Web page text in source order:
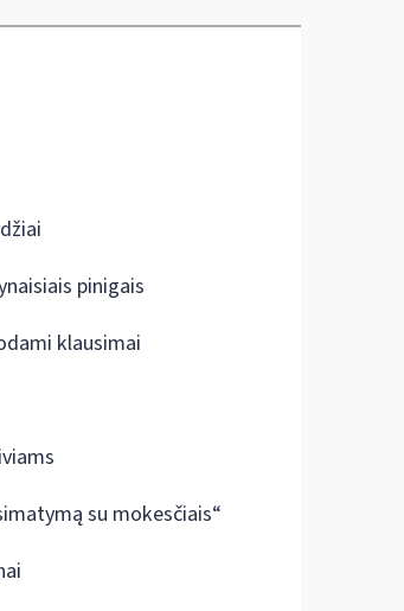
pinigais
klausimai
su mokesčiais“